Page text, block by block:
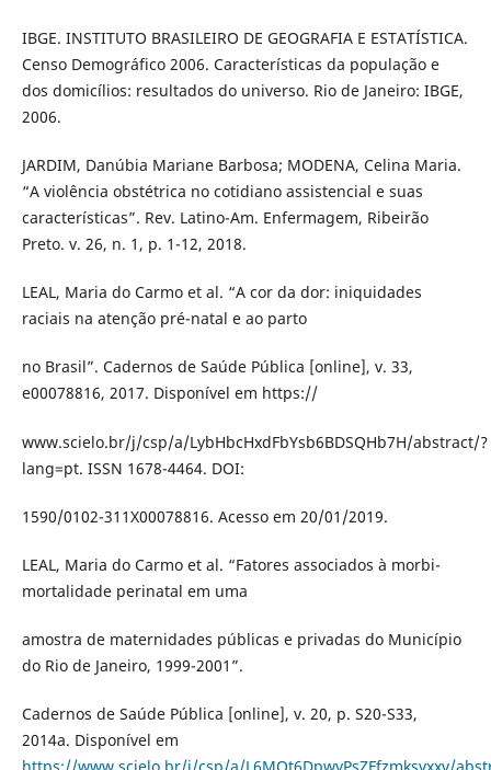
IBGE. INSTITUTO BRASILEIRO DE GEOGRAFIA E ESTATÍSTICA.
Censo Demográfico 2006. Características da população e
dos domicílios: resultados do universo. Rio de Janeiro: IBGE,
2006.
JARDIM, Danúbia Mariane Barbosa; MODENA, Celina Maria.
“A violência obstétrica no cotidiano assistencial e suas
características”. Rev. Latino-Am. Enfermagem, Ribeirão
Preto. v. 26, n. 1, p. 1-12, 2018.
LEAL, Maria do Carmo et al. “A cor da dor: iniquidades
raciais na atenção pré-natal e ao parto
no Brasil”. Cadernos de Saúde Pública [online], v. 33,
e00078816, 2017. Disponível em https://
www.scielo.br/j/csp/a/LybHbcHxdFbYsb6BDSQHb7H/abstract/?
lang=pt. ISSN 1678-4464. DOI:
1590/0102-311X00078816. Acesso em 20/01/2019.
LEAL, Maria do Carmo et al. “Fatores associados à morbi-
mortalidade perinatal em uma
amostra de maternidades públicas e privadas do Município
do Rio de Janeiro, 1999-2001”.
Cadernos de Saúde Pública [online], v. 20, p. S20-S33,
2014a. Disponível em
https://www.scielo.br/j/csp/a/L6MQt6DpwyPsZFfzmksvxxv/